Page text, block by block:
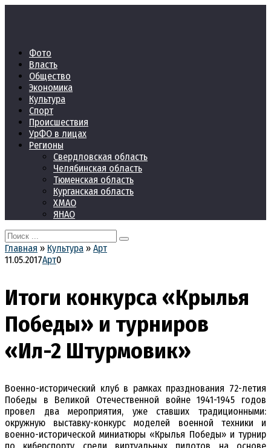
Фото
Власть
Общество
Экономика
Культура
Спорт
Происшествия
УрФО в лицах
Регионы
Свердловская область
Челябинская область
Тюменская область
Курганская область
ХМАО
ЯНАО
Search
for:
Главная » Культура » Арт
11.05.2017Арт0
Итоги конкурса «Крылья
Победы» и турниров
«Ил-2 Штурмовик»
Военно-исторический клуб в рамках празднования 72-летия
Победы в Великой Отечественной войне 1941-1945 годов
провел два мероприятия, уже ставших традиционными:
окружную выставку-конкурс моделей военной техники и
военно-исторической миниатюры «Крылья Победы» и турнир